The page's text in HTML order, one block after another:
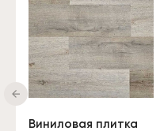
Виниловая плитка